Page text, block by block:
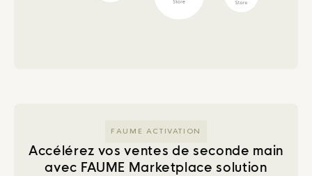
FAUME ACTIVATION
Accélérez vos ventes de seconde main
avec FAUME Marketplace solution